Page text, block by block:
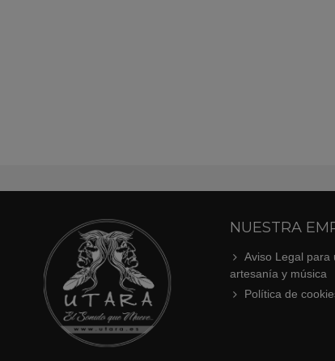
NUESTRA
Aviso Legal para
artesanía y música
Política de